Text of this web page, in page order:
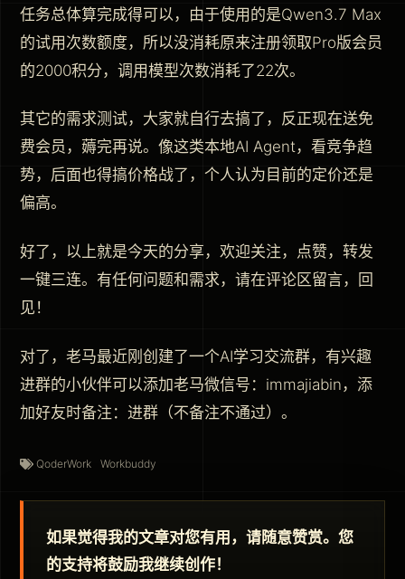
任务总体算完成得可以，由于使用的是Qwen3.7 Max
的试用次数额度，所以没消耗原来注册领取Pro版会员
的2000积分，调用模型次数消耗了22次。
其它的需求测试，大家就自行去搞了，反正现在送免
费会员，薅完再说。像这类本地AI Agent，看竞争趋
势，后面也得搞价格战了，个人认为目前的定价还是
偏高。
好了，以上就是今天的分享，欢迎关注，点赞，转发
一键三连。有任何问题和需求，请在评论区留言，回
见！
对了，老马最近刚创建了一个AI学习交流群，有兴趣
进群的小伙伴可以添加老马微信号：immajiabin，添
加好友时备注：进群（不备注不通过）。
QoderWork Workbuddy
如果觉得我的文章对您有用，请随意赞赏。您
的支持将鼓励我继续创作！